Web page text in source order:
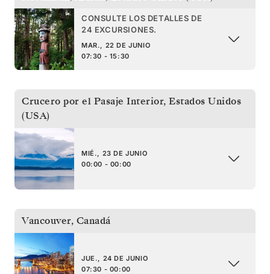
CONSULTE LOS DETALLES DE
24 EXCURSIONES.
MAR., 22 DE JUNIO
07:30 - 15:30
Crucero por el Pasaje Interior, Estados Unidos
(USA)
MIÉ., 23 DE JUNIO
00:00 - 00:00
Vancouver, Canadá
JUE., 24 DE JUNIO
07:30 - 00:00